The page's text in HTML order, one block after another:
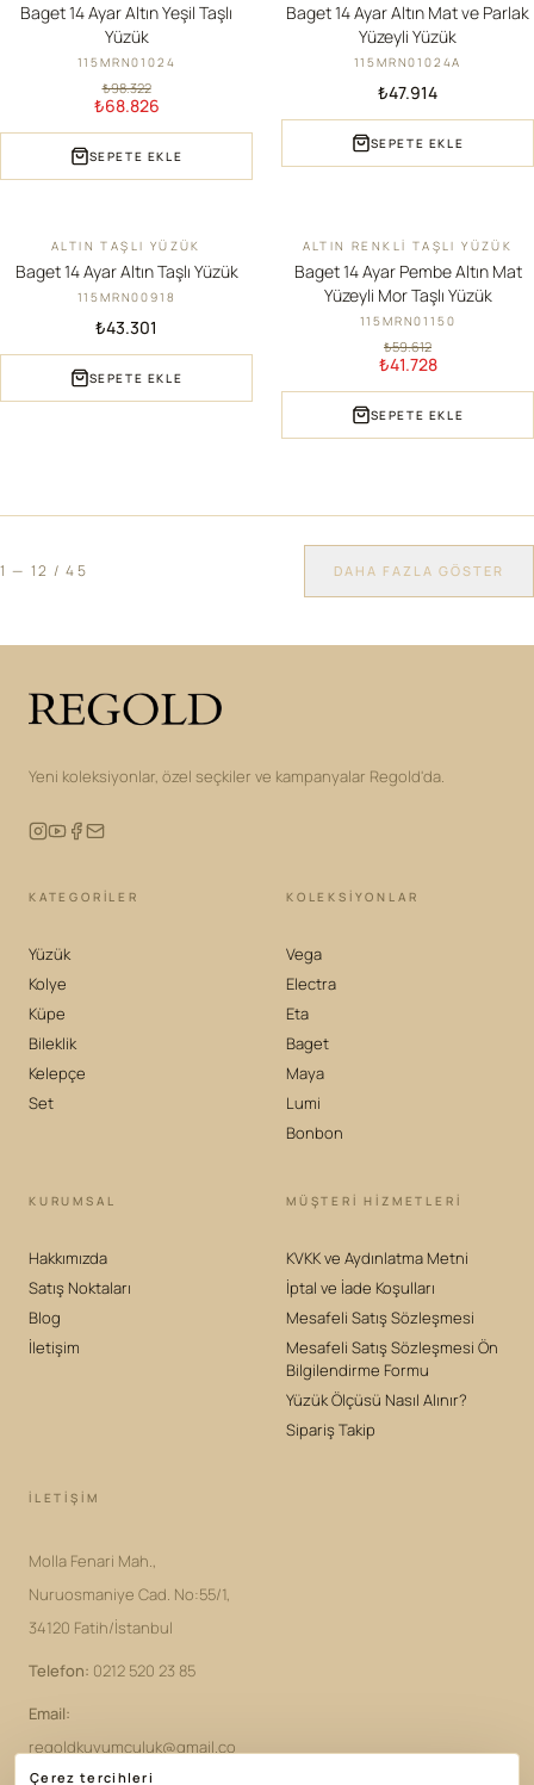
Baget 14 Ayar Altın Yeşil Taşlı
Yüzük
115MRN01024
₺98.322
₺68.826
SEPETE EKLE
Baget 14 Ayar Altın Mat ve Parlak
Yüzeyli Yüzük
115MRN01024A
₺47.914
SEPETE EKLE
YENIALTIN TAŞLI YÜZÜK
Baget 14 Ayar Altın Taşlı Yüzük
115MRN00918
₺43.301
SEPETE EKLE
İNDIRIM
ALTIN RENKLI TAŞLI YÜZÜK
Baget 14 Ayar Pembe Altın Mat
Yüzeyli Mor Taşlı Yüzük
115MRN01150
₺59.612
₺41.728
SEPETE EKLE
1 — 12 /45 DAHA FAZLA GÖSTER
Yeni koleksiyonlar, özel seçkiler ve kampanyalar Regold'da.
KATEGORILER
Yüzük
Kolye
Küpe
Bileklik
Kelepçe
Set
KOLEKSIYONLAR
Vega
Electra
Eta
Baget
Maya
Lumi
Bonbon
KURUMSAL
Hakkımızda
Satış Noktaları
Blog
İletişim
MÜŞTERİ HİZMETLERİ
KVKK ve Aydınlatma Metni
İptal ve İade Koşulları
Mesafeli Satış Sözleşmesi
Mesafeli Satış Sözleşmesi Ön
Bilgilendirme Formu
Yüzük Ölçüsü Nasıl Alınır?
Sipariş Takip
İLETIŞIM
Molla Fenari Mah.,
Nuruosmaniye Cad. No:55/1,
34120 Fatih/İstanbul
Telefon: 0212 520 23 85
Email:
regoldkuyumculuk@gmail.co
m
Çerez tercihleri